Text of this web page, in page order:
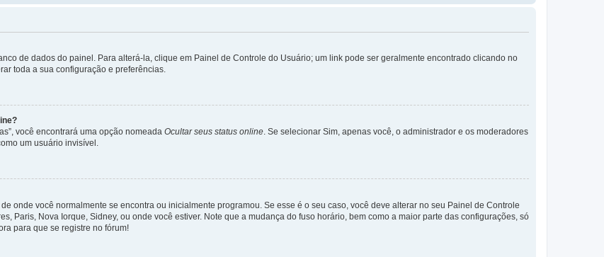
de dados do painel. Para alterá-la, clique em Painel de Controle do Usuário; um link pode ser geralmente encontrado clicando no
toda a sua configuração e preferências.
você encontrará uma opção nomeada Ocultar seus status online. Se selecionar Sim, apenas você, o administrador e os moderadores
um usuário invisível.
onde você normalmente se encontra ou inicialmente programou. Se esse é o seu caso, você deve alterar no seu Painel de Controle
Paris, Nova Iorque, Sidney, ou onde você estiver. Note que a mudança do fuso horário, bem como a maior parte das configurações, só
para que se registre no fórum!